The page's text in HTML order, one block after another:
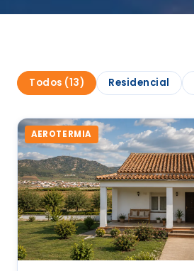
Todos (13) Residencial
AEROTERMIA